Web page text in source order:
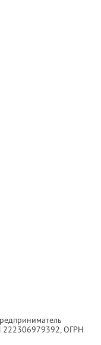
, ОГРН